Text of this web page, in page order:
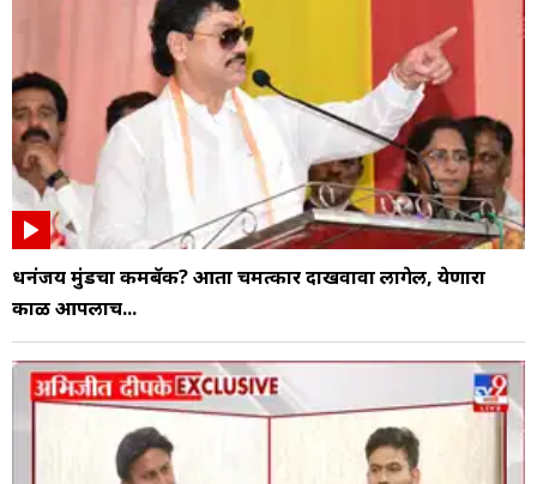
धनंजय मुंडेंचा कमबॅक? आता चमत्कार दाखवावा लागेल, येणारा
काळ आपलाच...